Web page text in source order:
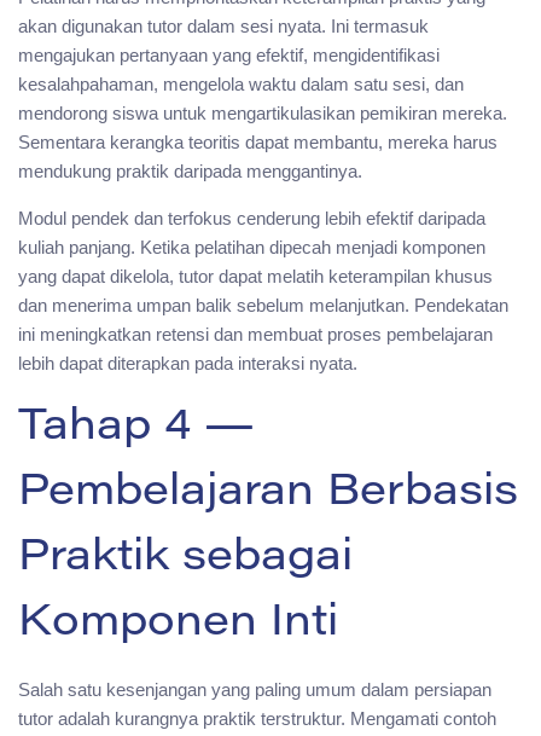
akan digunakan tutor dalam sesi nyata. Ini termasuk
mengajukan pertanyaan yang efektif, mengidentifikasi
kesalahpahaman, mengelola waktu dalam satu sesi, dan
mendorong siswa untuk mengartikulasikan pemikiran mereka.
Sementara kerangka teoritis dapat membantu, mereka harus
mendukung praktik daripada menggantinya.
Modul pendek dan terfokus cenderung lebih efektif daripada
kuliah panjang. Ketika pelatihan dipecah menjadi komponen
yang dapat dikelola, tutor dapat melatih keterampilan khusus
dan menerima umpan balik sebelum melanjutkan. Pendekatan
ini meningkatkan retensi dan membuat proses pembelajaran
lebih dapat diterapkan pada interaksi nyata.
Tahap 4 —
Pembelajaran Berbasis
Praktik sebagai
Komponen Inti
Salah satu kesenjangan yang paling umum dalam persiapan
tutor adalah kurangnya praktik terstruktur. Mengamati contoh